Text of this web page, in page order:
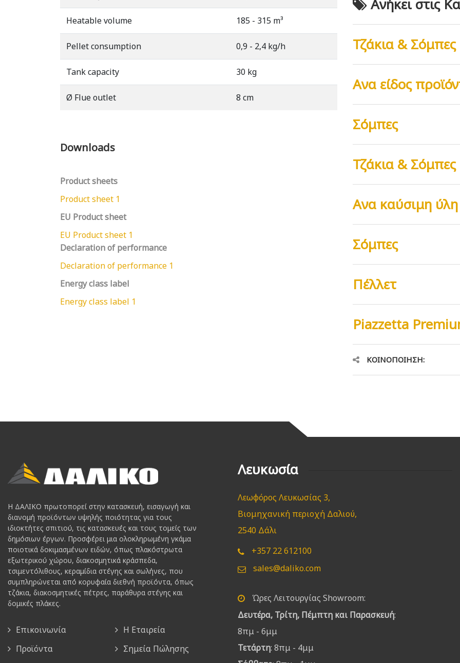
Heatable volume 185 - 315 m³
Pellet consumption 0,9 - 2,4 kg/h
Tank capacity 30 kg
Ø Flue outlet 8 cm
Downloads
Product sheets
Product sheet 1
EU Product sheet
EU Product sheet 1
Declaration of performance
Declaration of performance 1
Energy class label
Energy class label 1
Ανήκει στις
Τζάκια & Σόμπες
Ανα είδος
Σόμπες
Τζάκια & Σόμπες
Ανα καύσιμη ύλη
Σόμπες
Πέλλετ
Piazzetta
ΚΟΙΝΟΠΟΊΗΣΗ:
Η ΔΑΛΙΚΟ πρωτοπορεί στην κατασκευή, εισαγωγή και
διανομή προϊόντων υψηλής ποιότητας για τους
ιδιοκτήτες σπιτιού, τις κατασκευές και τους τομείς των
δημόσιων έργων. Προσφέρει μια ολοκληρωμένη γκάμα
ποιοτικά δοκιμασμένων ειδών, όπως πλακόστρωτα
εξωτερικού χώρου, διακοσμητικά κράσπεδα,
τσιμεντόλιθους, κεραμίδια στέγης και σωλήνες, που
συμπληρώνεται από κορυφαία διεθνή προϊόντα, όπως
τζάκια, διακοσμητικές πέτρες, παράθυρα στέγης και
δομικές πλάκες.
Επικοινωνία
Η Εταιρεία
Προϊόντα
Σημεία Πώλησης
Λευκωσία
Λεωφόρος Λευκωσίας 3,
Βιομηχανική περιοχή Δαλιού,
2540 Δάλι
+357 22 612100
sales@daliko.com
Ώρες Λειτουργίας Showroom:
Δευτέρα, Τρίτη, Πέμπτη και Παρασκευή:
8πμ - 6μμ
Τετάρτη: 8πμ - 4μμ